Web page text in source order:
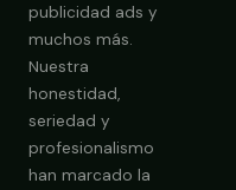
publicidad ads y
muchos más.
Nuestra
honestidad,
seriedad y
profesionalismo
han marcado la